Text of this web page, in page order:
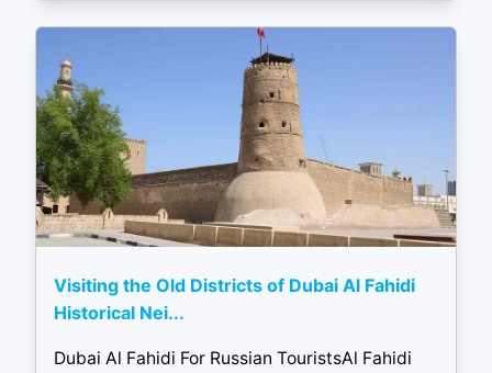
Visiting the Old Districts of Dubai Al Fahidi
Historical Nei...
Dubai Al Fahidi For Russian TouristsAl Fahidi